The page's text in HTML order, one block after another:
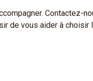
Contactez-
de vous aider à choisir